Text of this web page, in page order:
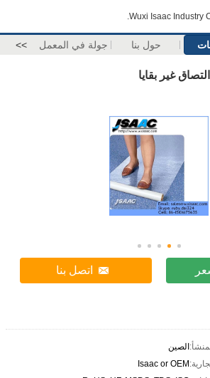
Wuxi Isaac Industry
حول بنا جولة في المعمل >>
اتصل بنا
الصين
Isaac or OEM